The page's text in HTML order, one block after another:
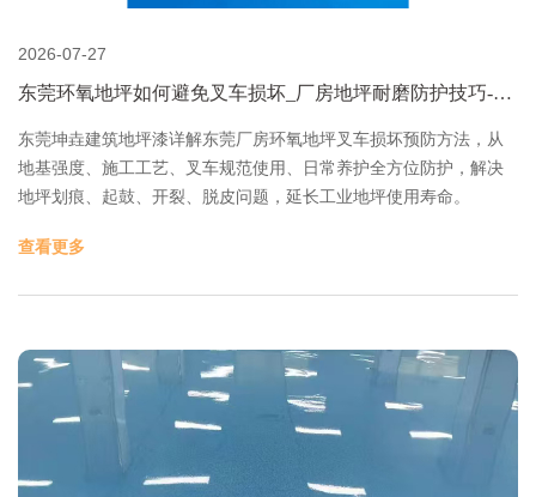
2026-07-27
东莞环氧地坪如何避免叉车损坏_厂房地坪耐磨防护技巧-东
东莞坤垚建筑地坪漆详解东莞厂房环氧地坪叉车损坏预防方法，从
地基强度、施工工艺、叉车规范使用、日常养护全方位防护，解决
地坪划痕、起鼓、开裂、脱皮问题，延长工业地坪使用寿命。
查看更多